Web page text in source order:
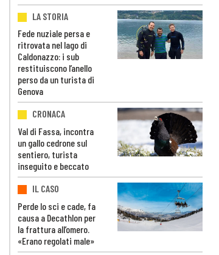
LA STORIA
Fede nuziale persa e
ritrovata nel lago di
Caldonazzo: i sub
restituiscono l’anello
perso da un turista di
Genova
CRONACA
Val di Fassa, incontra
un gallo cedrone sul
sentiero, turista
inseguito e beccato
IL CASO
Perde lo sci e cade, fa
causa a Decathlon per
la frattura all’omero.
«Erano regolati male»